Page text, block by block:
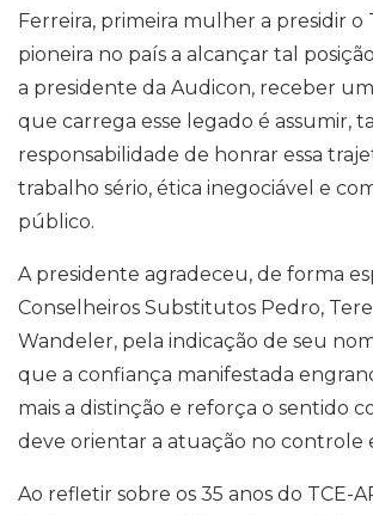
Ferreira, primeira mulher a presidir o
pioneira no país a alcançar tal
a presidente da Audicon, receber
que carrega esse legado é assumir,
responsabilidade de honrar essa
trabalho sério, ética inegociável e
público.
A presidente agradeceu, de forma
Conselheiros Substitutos Pedro,
Wandeler, pela indicação de seu
que a confiança manifestada
mais a distinção e reforça o sentido
deve orientar a atuação no controle
Ao refletir sobre os 35 anos do TCE-